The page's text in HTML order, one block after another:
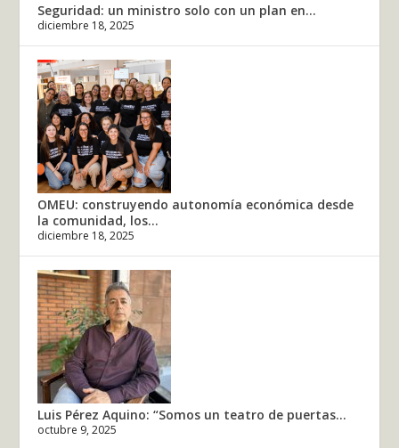
Seguridad: un ministro solo con un plan en...
diciembre 18, 2025
OMEU: construyendo autonomía económica desde
la comunidad, los...
diciembre 18, 2025
Luis Pérez Aquino: “Somos un teatro de puertas...
octubre 9, 2025